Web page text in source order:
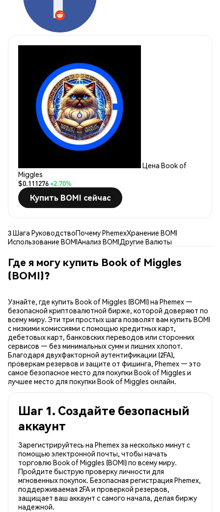
Цена Book of
Miggles
$0.111276+2.70%
Купить BOMI сейчас
3 Шага РуководствоПочему PhemexХранение BOMI
Использование BOMIАнализ BOMIДругие Валюты
Где я могу купить Book of Miggles
(BOMI)?
Узнайте, где купить Book of Miggles (BOMI) на Phemex —
безопасной криптовалютной бирже, которой доверяют по
всему миру. Эти три простых шага позволят вам купить BOMI
с низкими комиссиями с помощью кредитных карт,
дебетовых карт, банковских переводов или сторонних
сервисов — без минимальных сумм и лишних хлопот.
Благодаря двухфакторной аутентификации (2FA),
проверкам резервов и защите от фишинга, Phemex — это
самое безопасное место для покупки Book of Miggles и
лучшее место для покупки Book of Miggles онлайн.
Шаг 1. Создайте безопасный
аккаунт
Зарегистрируйтесь на Phemex за несколько минут с
помощью электронной почты, чтобы начать
торговлю Book of Miggles (BOMI) по всему миру.
Пройдите быструю проверку личности для
мгновенных покупок. Безопасная регистрация Phemex,
поддерживаемая 2FA и проверкой резервов,
защищает ваш аккаунт с самого начала, делая биржу
надежной.